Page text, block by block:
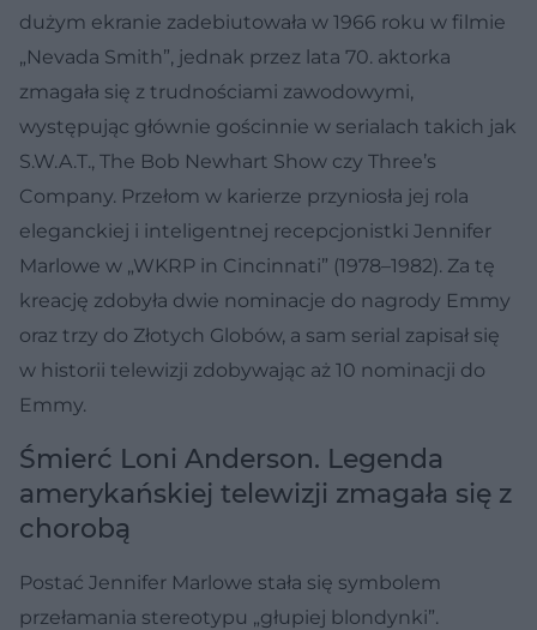
dużym ekranie zadebiutowała w 1966 roku w filmie
„Nevada Smith”, jednak przez lata 70. aktorka
zmagała się z trudnościami zawodowymi,
występując głównie gościnnie w serialach takich jak
S.W.A.T., The Bob Newhart Show czy Three’s
Company. Przełom w karierze przyniosła jej rola
eleganckiej i inteligentnej recepcjonistki Jennifer
Marlowe w „WKRP in Cincinnati” (1978–1982). Za tę
kreację zdobyła dwie nominacje do nagrody Emmy
oraz trzy do Złotych Globów, a sam serial zapisał się
w historii telewizji zdobywając aż 10 nominacji do
Emmy.
Śmierć Loni Anderson. Legenda
amerykańskiej telewizji zmagała się z
chorobą
Postać Jennifer Marlowe stała się symbolem
przełamania stereotypu „głupiej blondynki”.